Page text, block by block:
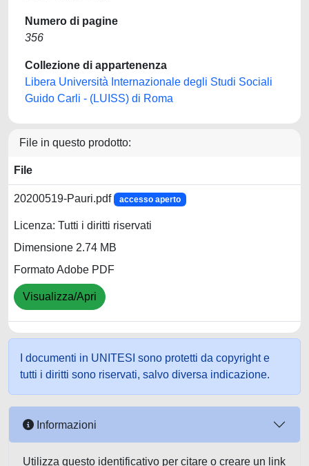
Numero di pagine
356
Collezione di appartenenza
Libera Università Internazionale degli Studi Sociali
Guido Carli - (LUISS) di Roma
File in questo prodotto:
File
20200519-Pauri.pdf accesso aperto
Licenza: Tutti i diritti riservati
Dimensione 2.74 MB
Formato Adobe PDF
Visualizza/Apri
I documenti in UNITESI sono protetti da copyright e
tutti i diritti sono riservati, salvo diversa indicazione.
Informazioni
Utilizza questo identificativo per citare o creare un link